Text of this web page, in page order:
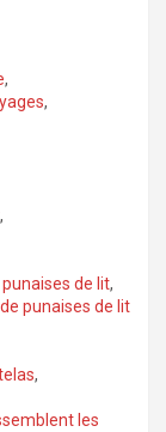
,
,
,
de lit,
punaises de lit
,
les